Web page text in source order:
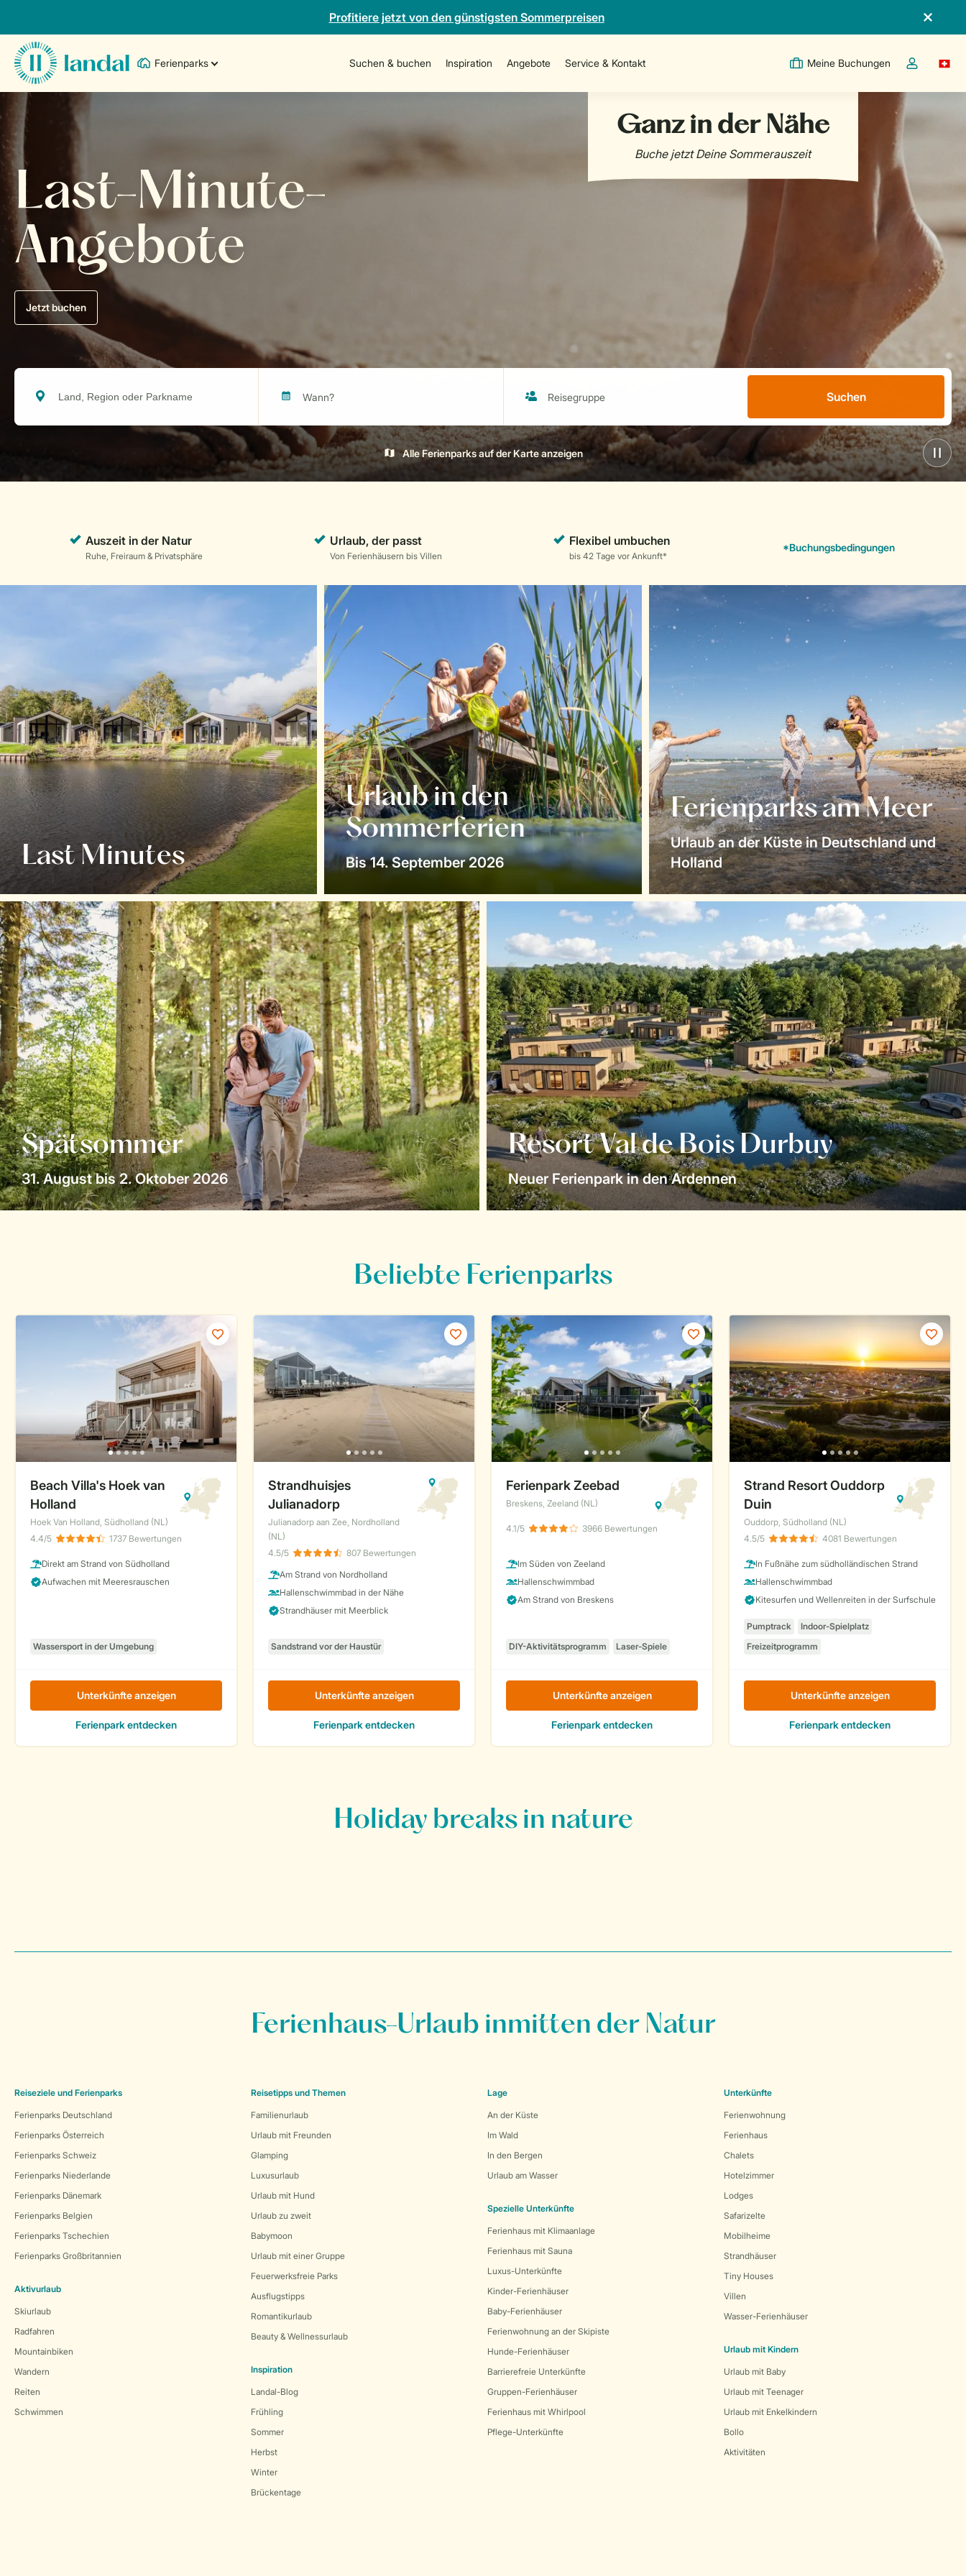
Profitiere jetzt von den günstigsten Sommerpreisen
Ferienparks Suchen & buchen Inspiration Angebote Service & Kontakt Meine Buchungen
Dropdown-
Last-Minute-
Angebote
Jetzt buchen
Suchen
Alle Ferienparks auf der Karte anzeigen
Last Minutes
Urlaub in den
Sommerferien
Bis 14. September 2026
Ferienparks am Meer
Urlaub an der Küste in Deutschland und
Holland
Spätsommer
31. August bis 2. Oktober 2026
Resort Val de Bois Durbuy
Neuer Ferienpark in den Ardennen
Ferienhaus-Urlaub inmitten der Natur
Reiseziele und Ferienparks
Ferienparks Deutschland
Ferienparks Österreich
Ferienparks Schweiz
Ferienparks Niederlande
Ferienparks Dänemark
Ferienparks Belgien
Ferienparks Tschechien
Ferienparks Großbritannien
Aktivurlaub
Skiurlaub
Radfahren
Mountainbiken
Wandern
Reiten
Schwimmen
Reisetipps und Themen
Familienurlaub
Urlaub mit Freunden
Glamping
Luxusurlaub
Urlaub mit Hund
Urlaub zu zweit
Babymoon
Urlaub mit einer Gruppe
Feuerwerksfreie Parks
Ausflugstipps
Romantikurlaub
Beauty & Wellnessurlaub
Inspiration
Landal-Blog
Frühling
Sommer
Herbst
Winter
Brückentage
Lage
An der Küste
Im Wald
In den Bergen
Urlaub am Wasser
Spezielle Unterkünfte
Ferienhaus mit Klimaanlage
Ferienhaus mit Sauna
Luxus-Unterkünfte
Kinder-Ferienhäuser
Baby-Ferienhäuser
Ferienwohnung an der Skipiste
Hunde-Ferienhäuser
Barrierefreie Unterkünfte
Gruppen-Ferienhäuser
Ferienhaus mit Whirlpool
Pflege-Unterkünfte
Unterkünfte
Ferienwohnung
Ferienhaus
Chalets
Hotelzimmer
Lodges
Safarizelte
Mobilheime
Strandhäuser
Tiny Houses
Villen
Wasser-Ferienhäuser
Urlaub mit Kindern
Urlaub mit Baby
Urlaub mit Teenager
Urlaub mit Enkelkindern
Bollo
Aktivitäten